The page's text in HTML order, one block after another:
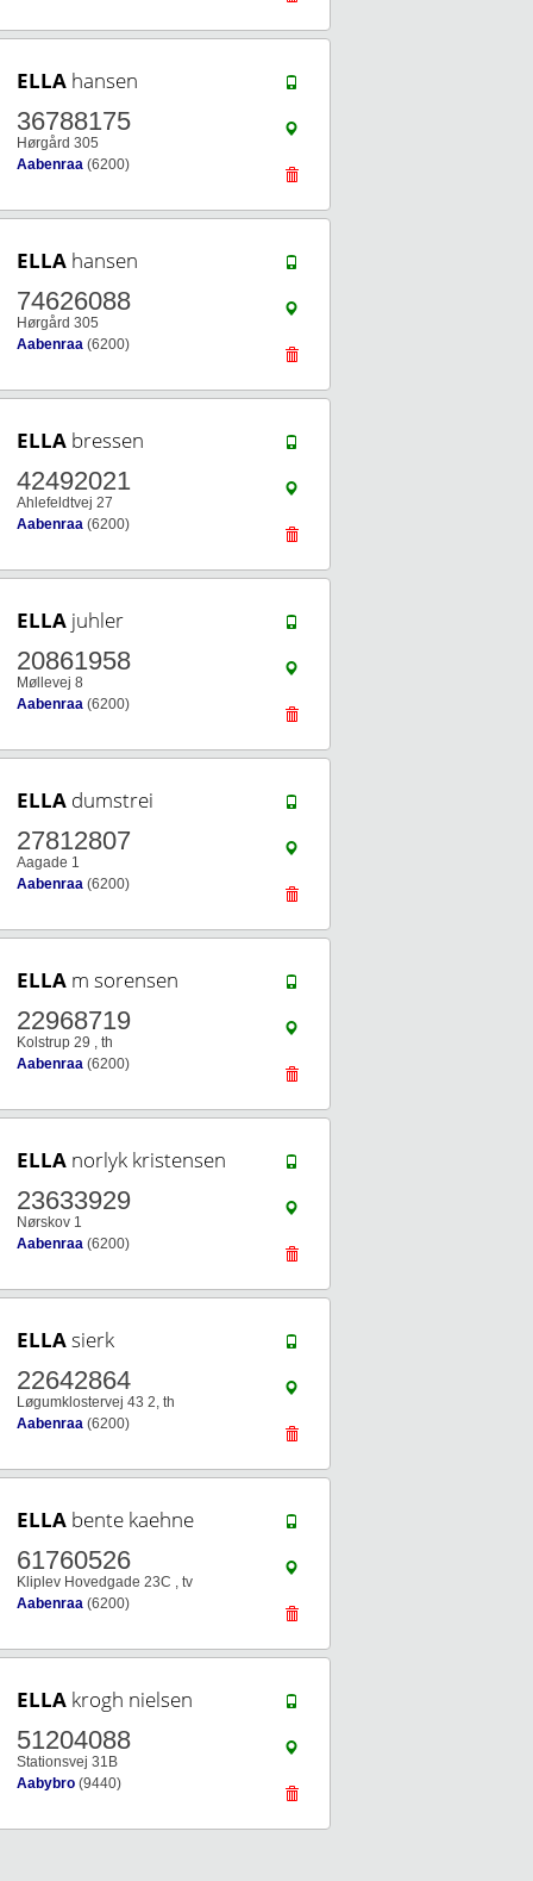
ELLA hansen
36788175
Hørgård 305
Aabenraa (6200)
ELLA hansen
74626088
Hørgård 305
Aabenraa (6200)
ELLA bressen
42492021
Ahlefeldtvej 27
Aabenraa (6200)
ELLA juhler
20861958
Møllevej 8
Aabenraa (6200)
ELLA dumstrei
27812807
Aagade 1
Aabenraa (6200)
ELLA m sorensen
22968719
Kolstrup 29 , th
Aabenraa (6200)
ELLA norlyk kristensen
23633929
Nørskov 1
Aabenraa (6200)
ELLAsierk
22642864
Løgumklostervej 43 2, th
Aabenraa (6200)
ELLA bente kaehne
61760526
Kliplev Hovedgade 23C , tv
Aabenraa (6200)
ELLA krogh nielsen
51204088
Stationsvej 31B
Aabybro (9440)